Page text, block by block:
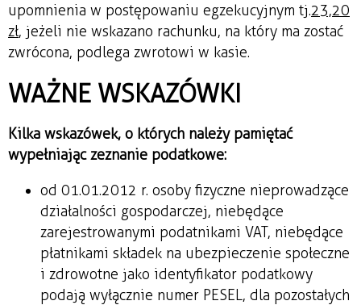
upomnienia w postępowaniu egzekucyjnym tj.23,20
zł, jeżeli nie wskazano rachunku, na który ma zostać
zwrócona, podlega zwrotowi w kasie.
WAŻNE WSKAZÓWKI
Kilka wskazówek, o których należy pamiętać
wypełniając zeznanie podatkowe:
od 01.01.2012 r. osoby fizyczne nieprowadzące
działalności gospodarczej, niebędące
zarejestrowanymi podatnikami VAT, niebędące
płatnikami składek na ubezpieczenie społeczne
i zdrowotne jako identyfikator podatkowy
podają wyłącznie numer PESEL, dla pozostałych